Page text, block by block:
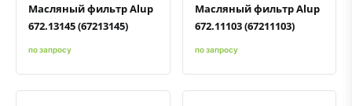
Масляный фильтр Alup
672.13145 (67213145)
по запросу
Масляный фильтр Alup
672.11103 (67211103)
по запросу